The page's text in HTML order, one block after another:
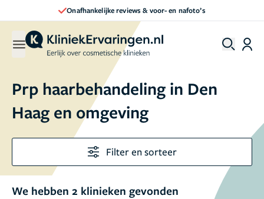
Onafhankelijke reviews & voor- en nafoto’s
Prp haarbehandeling in Den
Haag en omgeving
Filter en sorteer
We hebben 2 klinieken gevonden